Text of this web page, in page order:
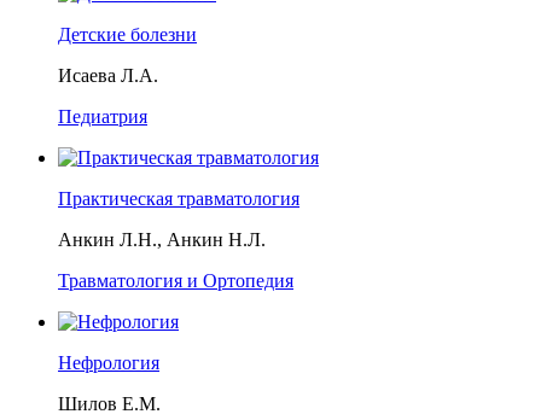
Детские болезни
Исаева Л.А.
Педиатрия
Практическая травматология
Анкин Л.Н., Анкин Н.Л.
Травматология и Ортопедия
Нефрология
Шилов Е.М.